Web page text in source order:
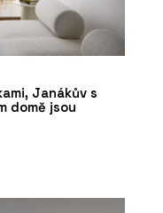
Janákův s
domě jsou